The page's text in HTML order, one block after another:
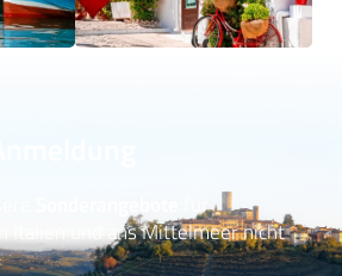
für
Italien und ans Mittelmeer nicht